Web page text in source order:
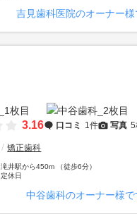
吉見歯科医院のオーナー様
3.16 口コミ 1件 写真 5
矯正歯科
滝井駅から450m （徒歩6分）
定休日
中谷歯科のオーナー様で